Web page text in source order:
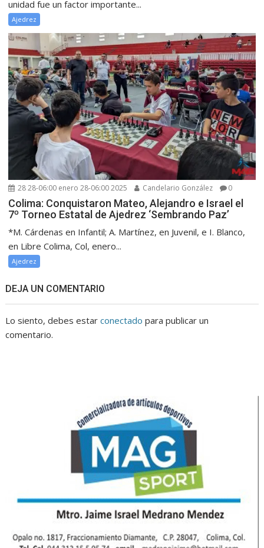
unidad fue un factor importante...
Ajedrez
28 28-06:00 enero 28-06:00 2025 Candelario González 0
Colima: Conquistaron Mateo, Alejandro e Israel el
7º Torneo Estatal de Ajedrez ‘Sembrando Paz’
*M. Cárdenas en Infantil; A. Martínez, en Juvenil, e I. Blanco,
en Libre Colima, Col, enero...
Ajedrez
DEJA UN COMENTARIO
Lo siento, debes estarconectado para publicar un
comentario.